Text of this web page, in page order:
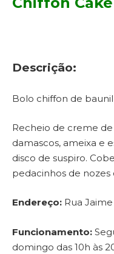
Descrição:
Bolo chiffon de
Recheio de creme
damascos, ameixa e
disco de suspiro.
pedacinhos de nozes
Endereço: Rua
Funcionamento:
domingo das 10h às